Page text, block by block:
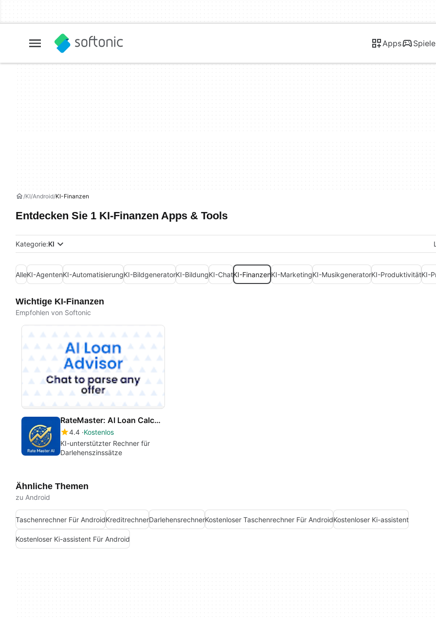
Apps Spiele
KI Android KI-Finanzen
Entdecken Sie 1 KI-Finanzen Apps & Tools
Kategorie:KI
AlleKI-AgentenKI-AutomatisierungKI-BildgeneratorKI-BildungKI-ChatKI-FinanzenKI-MarketingKI-MusikgeneratorKI-ProduktivitätKI-
Wichtige KI-Finanzen
Empfohlen von Softonic
RateMaster: AI Loan Calculator
4.4 Kostenlos
KI-unterstützter Rechner für
Darlehenszinssätze
Ähnliche Themen
zu Android
Taschenrechner Für AndroidKreditrechnerDarlehensrechnerKostenloser Taschenrechner Für AndroidKostenloser Ki-assistent
Kostenloser Ki-assistent Für Android